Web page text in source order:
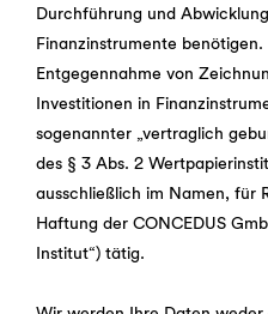
Durchführung und
Finanzinstrumente
Entgegennahme von
Investitionen in
sogenannter „vertraglich
des § 3 Abs. 2
ausschließlich im Namen, für
Haftung der CONCEDUS
Institut“) tätig.